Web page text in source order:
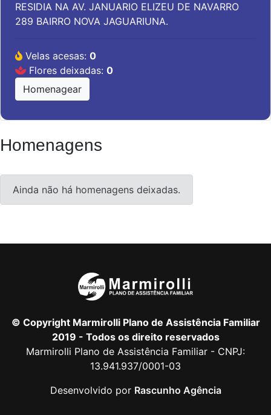
RESIDIA NA AV. JANUARIO ELIZEU DE NAVARRO
289 BAIRRO NOVA JAGUARIUNA.
Velas acesas: 0
Flores deixadas: 0
Homenagear
Homenagens
Ainda não há homenagens deixadas.
© Copyright Marmirolli Plano de Assistência Familiar
2019 - Todos os direito reservados
Marmirolli Plano de Assistência Familiar - CNPJ:
13.941.937/0001-03
Desenvolvido por Rascunho Agência